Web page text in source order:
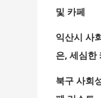
및 카페
익산시 사
은, 세심한
북구 사회